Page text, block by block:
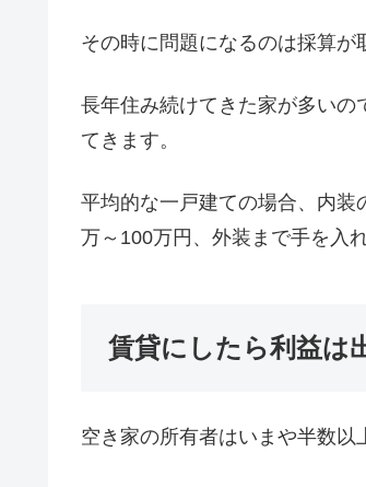
その時に問題になるのは採算が
長年住み続けてきた家が多いの
てきます。
平均的な一戸建ての場合、内
万～100万円、外装まで手を入
賃貸にしたら利益は
空き家の所有者はいまや半数以